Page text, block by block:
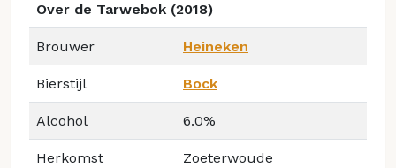
Over de Tarwebok (2018)
Brouwer Heineken
Bierstijl Bock
Alcohol 6.0%
Herkomst Zoeterwoude